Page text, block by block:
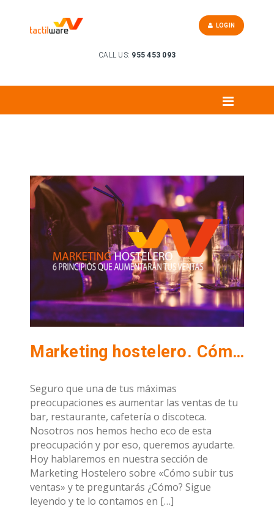
CALL US: 955 453 093
LOGIN
Marketing hostelero. Cómo subir tus ventas
Seguro que una de tus máximas
preocupaciones es aumentar las ventas de tu
bar, restaurante, cafetería o discoteca.
Nosotros nos hemos hecho eco de esta
preocupación y por eso, queremos ayudarte.
Hoy hablaremos en nuestra sección de
Marketing Hostelero sobre «Cómo subir tus
ventas» y te preguntarás ¿Cómo? Sigue
leyendo y te lo contamos en […]